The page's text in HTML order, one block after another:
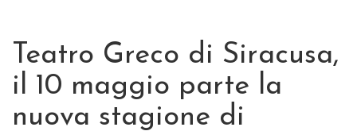
Teatro Greco di Siracusa,
il 10 maggio parte la
nuova stagione di